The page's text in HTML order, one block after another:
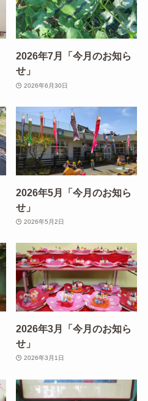
2026年7月「今月のお知ら
せ」
2026年6月30日
2026年5月「今月のお知ら
せ」
2026年5月2日
2026年3月「今月のお知ら
せ」
2026年3月1日